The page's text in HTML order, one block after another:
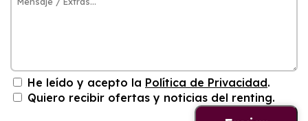
He leído y acepto la Política de Privacidad.
Quiero recibir ofertas y noticias del renting.